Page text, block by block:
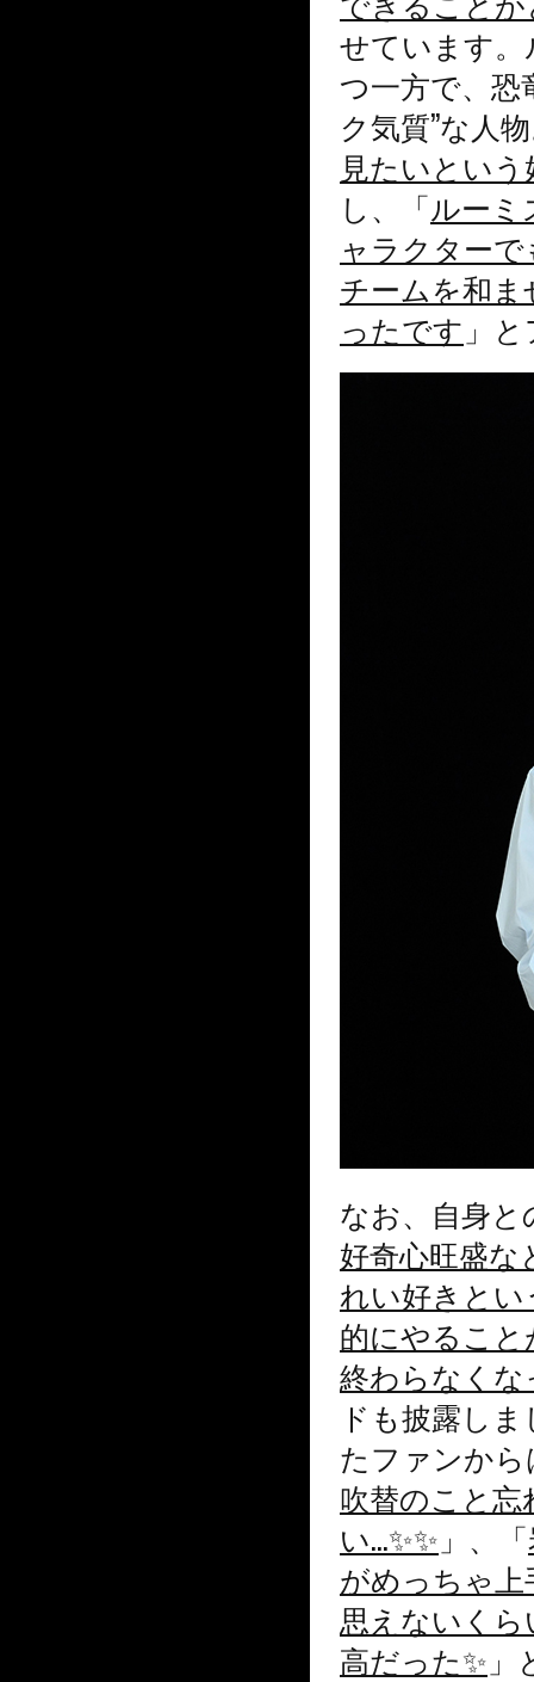
せています
つ一方で、恐
ク気質”な人
見たいとい
し、「ルーミ
ャラクター
チームを和
ったです 」
なお、自身
好奇心旺盛
れい好きと
的にやるこ
終わらなく
ドも披露し
たファンか
吹替のこと
い…✨✨ 」、「
がめっちゃ
思えないく
高だった✨